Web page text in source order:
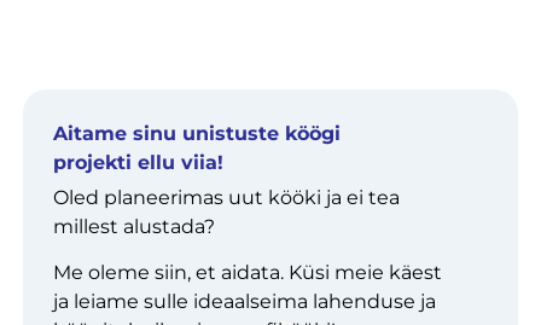
Aitame sinu unistuste köögi
projekti ellu viia!
Oled planeerimas uut kööki ja ei tea
millest alustada?
Me oleme siin, et aidata. Küsi meie käest
ja leiame sulle ideaalseima lahenduse ja